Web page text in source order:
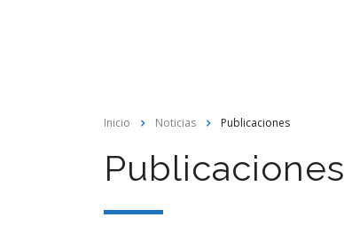
Inicio Noticias Publicaciones
Publicaciones